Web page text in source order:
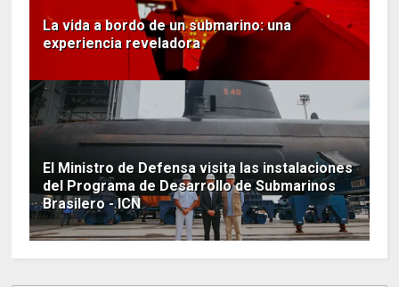
La vida a bordo de un submarino: una
experiencia reveladora
El Ministro de Defensa visita las instalaciones
del Programa de Desarrollo de Submarinos
Brasilero - ICN